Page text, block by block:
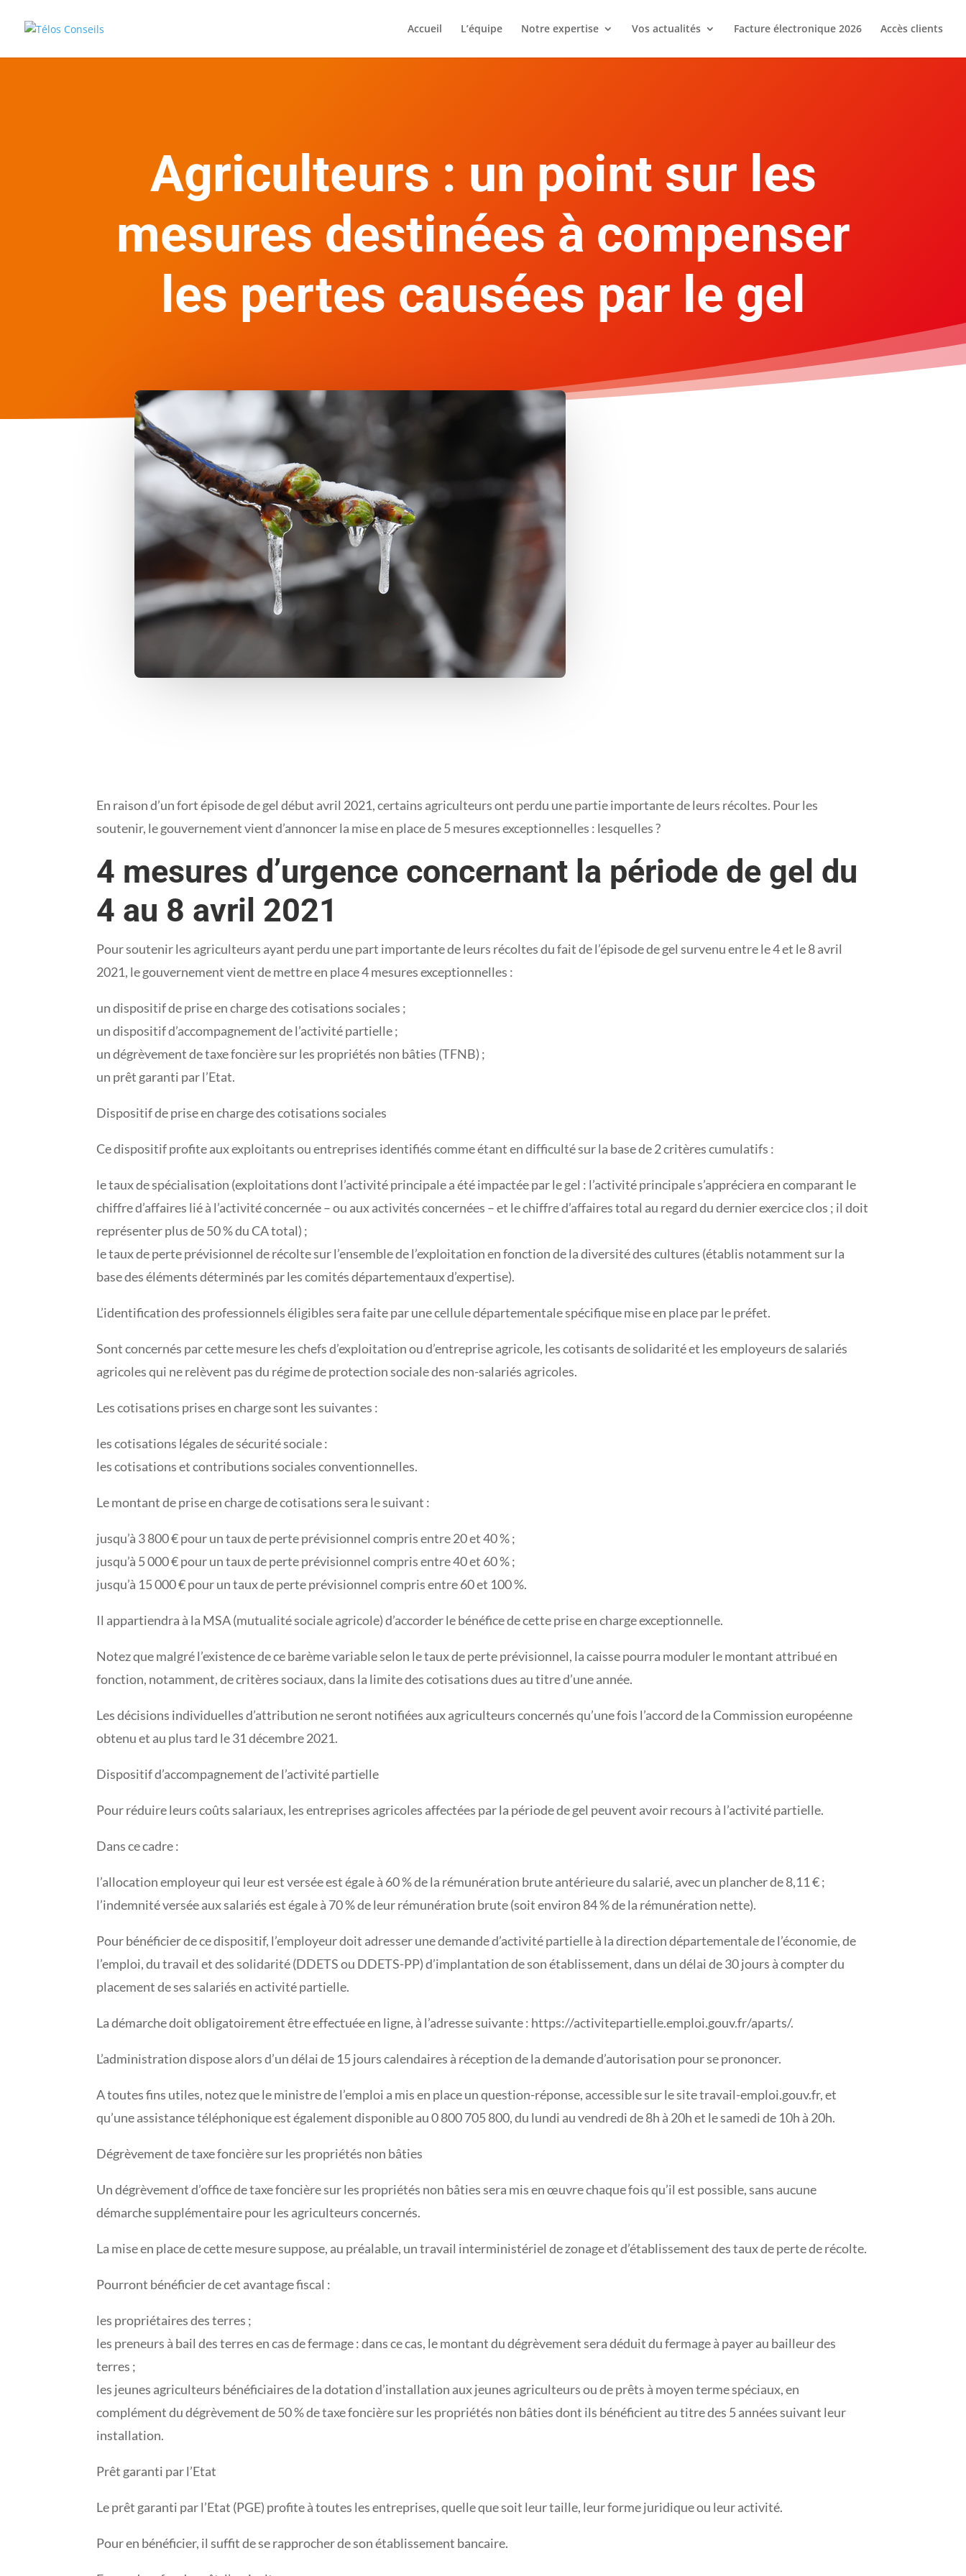
Accueil L’équipe Notre expertise Vos actualités Facture électronique 2026 Accès clients
Agriculteurs : un point sur les
mesures destinées à compenser
les pertes causées par le gel
En raison d’un fort épisode de gel début avril 2021, certains agriculteurs ont perdu une partie importante de leurs récoltes. Pour les
soutenir, le gouvernement vient d’annoncer la mise en place de 5 mesures exceptionnelles : lesquelles ?
4 mesures d’urgence concernant la période de gel du
4 au 8 avril 2021
Pour soutenir les agriculteurs ayant perdu une part importante de leurs récoltes du fait de l’épisode de gel survenu entre le 4 et le 8 avril
2021, le gouvernement vient de mettre en place 4 mesures exceptionnelles :
un dispositif de prise en charge des cotisations sociales ;
un dispositif d’accompagnement de l’activité partielle ;
un dégrèvement de taxe foncière sur les propriétés non bâties (TFNB) ;
un prêt garanti par l’Etat.
Dispositif de prise en charge des cotisations sociales
Ce dispositif profite aux exploitants ou entreprises identifiés comme étant en difficulté sur la base de 2 critères cumulatifs :
le taux de spécialisation (exploitations dont l’activité principale a été impactée par le gel : l’activité principale s’appréciera en comparant le
chiffre d’affaires lié à l’activité concernée – ou aux activités concernées – et le chiffre d’affaires total au regard du dernier exercice clos ; il doit
représenter plus de 50 % du CA total) ;
le taux de perte prévisionnel de récolte sur l’ensemble de l’exploitation en fonction de la diversité des cultures (établis notamment sur la
base des éléments déterminés par les comités départementaux d’expertise).
L’identification des professionnels éligibles sera faite par une cellule départementale spécifique mise en place par le préfet.
Sont concernés par cette mesure les chefs d’exploitation ou d’entreprise agricole, les cotisants de solidarité et les employeurs de salariés
agricoles qui ne relèvent pas du régime de protection sociale des non-salariés agricoles.
Les cotisations prises en charge sont les suivantes :
les cotisations légales de sécurité sociale :
les cotisations et contributions sociales conventionnelles.
Le montant de prise en charge de cotisations sera le suivant :
jusqu’à 3 800 € pour un taux de perte prévisionnel compris entre 20 et 40 % ;
jusqu’à 5 000 € pour un taux de perte prévisionnel compris entre 40 et 60 % ;
jusqu’à 15 000 € pour un taux de perte prévisionnel compris entre 60 et 100 %.
Il appartiendra à la MSA (mutualité sociale agricole) d’accorder le bénéfice de cette prise en charge exceptionnelle.
Notez que malgré l’existence de ce barème variable selon le taux de perte prévisionnel, la caisse pourra moduler le montant attribué en
fonction, notamment, de critères sociaux, dans la limite des cotisations dues au titre d’une année.
Les décisions individuelles d’attribution ne seront notifiées aux agriculteurs concernés qu’une fois l’accord de la Commission européenne
obtenu et au plus tard le 31 décembre 2021.
Dispositif d’accompagnement de l’activité partielle
Pour réduire leurs coûts salariaux, les entreprises agricoles affectées par la période de gel peuvent avoir recours à l’activité partielle.
Dans ce cadre :
l’allocation employeur qui leur est versée est égale à 60 % de la rémunération brute antérieure du salarié, avec un plancher de 8,11 € ;
l’indemnité versée aux salariés est égale à 70 % de leur rémunération brute (soit environ 84 % de la rémunération nette).
Pour bénéficier de ce dispositif, l’employeur doit adresser une demande d’activité partielle à la direction départementale de l’économie, de
l’emploi, du travail et des solidarité (DDETS ou DDETS-PP) d’implantation de son établissement, dans un délai de 30 jours à compter du
placement de ses salariés en activité partielle.
La démarche doit obligatoirement être effectuée en ligne, à l’adresse suivante : https://activitepartielle.emploi.gouv.fr/aparts/.
L’administration dispose alors d’un délai de 15 jours calendaires à réception de la demande d’autorisation pour se prononcer.
A toutes fins utiles, notez que le ministre de l’emploi a mis en place un question-réponse, accessible sur le site travail-emploi.gouv.fr, et
qu’une assistance téléphonique est également disponible au 0 800 705 800, du lundi au vendredi de 8h à 20h et le samedi de 10h à 20h.
Dégrèvement de taxe foncière sur les propriétés non bâties
Un dégrèvement d’office de taxe foncière sur les propriétés non bâties sera mis en œuvre chaque fois qu’il est possible, sans aucune
démarche supplémentaire pour les agriculteurs concernés.
La mise en place de cette mesure suppose, au préalable, un travail interministériel de zonage et d’établissement des taux de perte de récolte.
Pourront bénéficier de cet avantage fiscal :
les propriétaires des terres ;
les preneurs à bail des terres en cas de fermage : dans ce cas, le montant du dégrèvement sera déduit du fermage à payer au bailleur des
terres ;
les jeunes agriculteurs bénéficiaires de la dotation d’installation aux jeunes agriculteurs ou de prêts à moyen terme spéciaux, en
complément du dégrèvement de 50 % de taxe foncière sur les propriétés non bâties dont ils bénéficient au titre des 5 années suivant leur
installation.
Prêt garanti par l’Etat
Le prêt garanti par l’Etat (PGE) profite à toutes les entreprises, quelle que soit leur taille, leur forme juridique ou leur activité.
Pour en bénéficier, il suffit de se rapprocher de son établissement bancaire.